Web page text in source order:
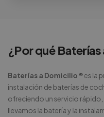
¿Por qué
Baterías a Domicilio ®es la
instalación de baterías de
ofreciendo un servicio
llevamos la batería y la